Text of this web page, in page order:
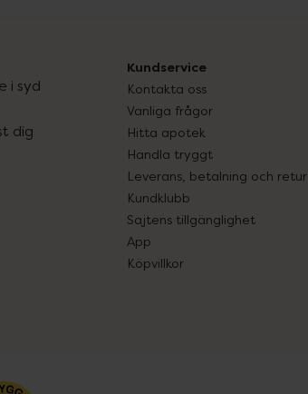
i syd
dig
Kundservice
Kontakta oss
Vanliga frågor
Hitta apotek
Handla tryggt
Leverans, betalning och retur
Kundklubb
Sajtens tillgänglighet
App
Köpvillkor